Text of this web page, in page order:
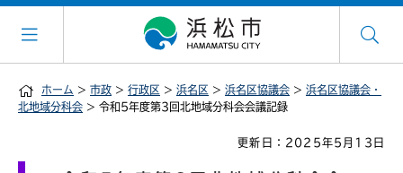
ホーム > 市政 > 行政区 > 浜名区 > 浜名区協議会 > 浜名区協議会・
北地域分科会 > 令和5年度第3回北地域分科会会議記録
更新日：2025年5月13日